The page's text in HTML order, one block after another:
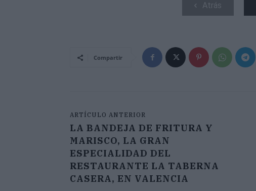
Atrás
Compartir
ARTÍCULO ANTERIOR
LA BANDEJA DE FRITURA Y
MARISCO, LA GRAN
ESPECIALIDAD DEL
RESTAURANTE LA TABERNA
CASERA, EN VALENCIA